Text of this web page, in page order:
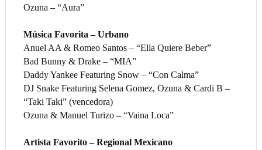
Ozuna – “Aura”
Música Favorita – Urbano
Anuel AA & Romeo Santos – “Ella Quiere Beber”
Bad Bunny & Drake – “MIA”
Daddy Yankee Featuring Snow – “Con Calma”
DJ Snake Featuring Selena Gomez, Ozuna & Cardi B –
“Taki Taki” (vencedora)
Ozuna & Manuel Turizo – “Vaina Loca”
Artista Favorito – Regional Mexicano